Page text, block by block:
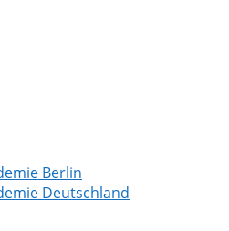
Berlin
Deutschland